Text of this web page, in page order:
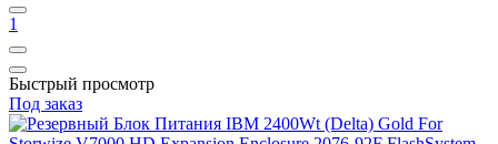
1
Быстрый просмотр
Под заказ